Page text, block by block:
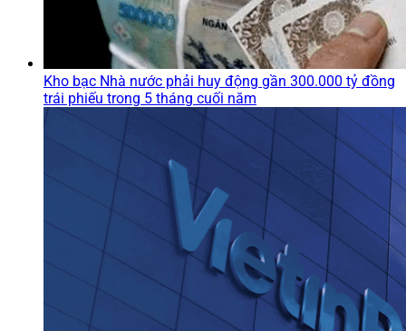
Kho bạc Nhà nước phải huy động gần 300.000 tỷ đồng
trái phiếu trong 5 tháng cuối năm